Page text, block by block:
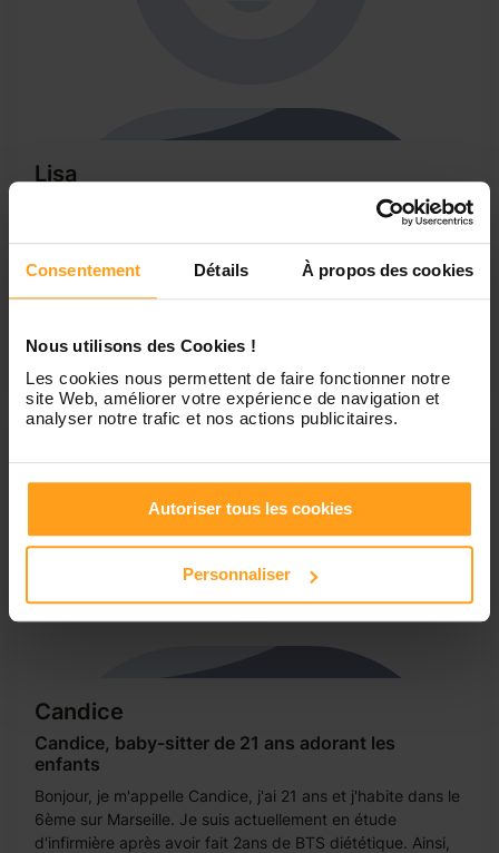
Consentement Détails À propos des cookies
Nous utilisons des Cookies !
Les cookies nous permettent de faire fonctionner notre
site Web, améliorer votre expérience de navigation et
analyser notre trafic et nos actions publicitaires.
Autoriser tous les cookies
Personnaliser
Lisa
Marseille dans le 6eme arrondissement et je cherche des
baby-sitting pendant les vacances d'été. Je suis titulaire
gardes d'enfants comme...
Candice
Candice, baby-sitter de 21 ans adorant les
enfants
Bonjour, je m'appelle Candice, j'ai 21 ans et j'habite dans le
6ème sur Marseille. Je suis actuellement en étude
d'infirmière après avoir fait 2ans de BTS diététique. Ainsi,